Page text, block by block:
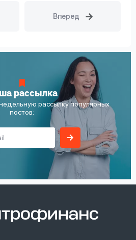
рассылка
рассылку популярных
постов: